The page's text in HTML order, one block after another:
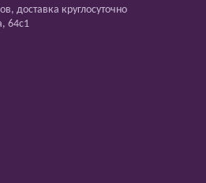
доставка круглосуточно
64с1